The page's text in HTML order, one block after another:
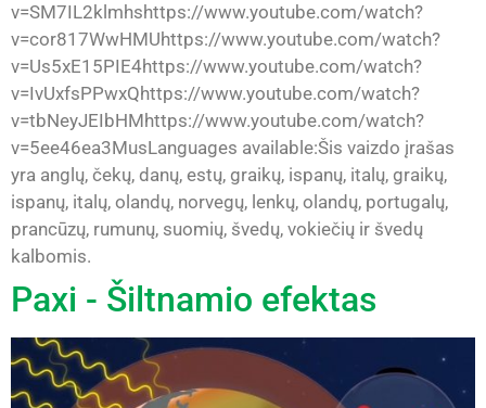
v=SM7IL2klmhshttps://www.youtube.com/watch?
v=cor817WwHMUhttps://www.youtube.com/watch?
v=Us5xE15PIE4https://www.youtube.com/watch?
v=IvUxfsPPwxQhttps://www.youtube.com/watch?
v=tbNeyJEIbHMhttps://www.youtube.com/watch?
v=5ee46ea3MusLanguages available:Šis vaizdo įrašas
yra anglų, čekų, danų, estų, graikų, ispanų, italų, graikų,
ispanų, italų, olandų, norvegų, lenkų, olandų, portugalų,
prancūzų, rumunų, suomių, švedų, vokiečių ir švedų
kalbomis.
Paxi - Šiltnamio efektas